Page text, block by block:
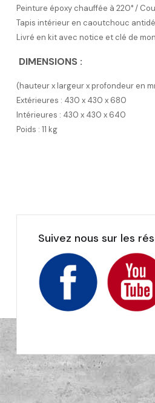
Peinture époxy chauffée à 220° /
Tapis intérieur en caoutchouc
Livré en kit avec notice et clé de
DIMENSIONS :
(hauteur x largeur x profondeur en
Extérieures : 430 x 430 x 680
Intérieures : 430 x 430 x 640
Poids : 11 kg
Suivez nous sur les